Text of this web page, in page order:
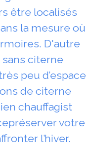
être localisés
la mesure où
D'autre
citerne
peu d’espace
de citerne
chauffagist
votre
l’hiver.